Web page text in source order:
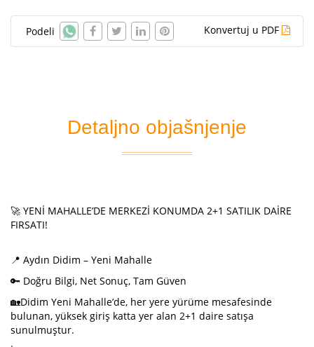
Podeli Konvertuj u PDF
Detaljno objašnjenje
🚀 YENİ MAHALLE’DE MERKEZİ KONUMDA 2+1 SATILIK DAİRE
FIRSATI!
📍 Aydın Didim – Yeni Mahalle
🔑 Doğru Bilgi, Net Sonuç, Tam Güven
🏡Didim Yeni Mahalle’de, her yere yürüme mesafesinde
bulunan, yüksek giriş katta yer alan 2+1 daire satışa
sunulmuştur.